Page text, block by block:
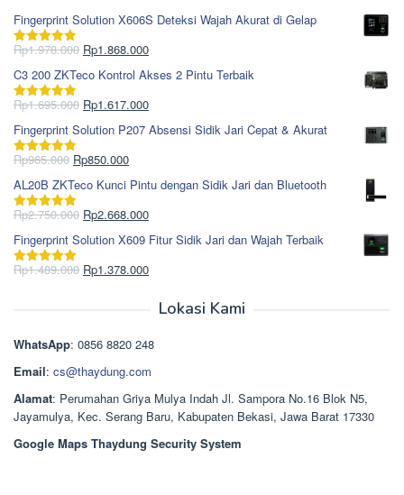
Fingerprint Solution X606S Deteksi Wajah Akurat di Gelap
Dinilai5.00
Rp1.978.000 Harga
aslinya
adalah:
Rp1.978.000.
Rp1.868.000Harga
saat
ini
adalah:
C3 200 ZKTeco Kontrol Akses 2 Pintu Terbaik
Dinilai5.00
Rp1.695.000 Harga
aslinya
adalah:
Rp1.695.000.
Rp1.617.000Harga
saat
ini
Fingerprint Solution P207 Absensi Sidik Jari Cepat & Akurat
Dinilai5.00
Rp965.000 Harga
aslinya
adalah:
Rp965.000.
Rp850.000Harga
saat
ini
adalah:
AL20B ZKTeco Kunci Pintu dengan Sidik Jari dan Bluetooth
Dinilai5.00
Rp2.750.000 Harga
aslinya
adalah:
Rp2.750.000.
Rp2.668.000Harga
saat
ini
adalah:
Fingerprint Solution X609 Fitur Sidik Jari dan Wajah Terbaik
Dinilai5.00
Rp1.489.000 Harga
Rp1.378.000Harga
Rp1.378.000.
Lokasi Kami
WhatsApp: 0856 8820 248
Email: cs@thaydung.com
Alamat: Perumahan Griya Mulya Indah Jl. Sampora No.16 Blok N5,
Jayamulya, Kec. Serang Baru, Kabupaten Bekasi, Jawa Barat 17330
Google Maps Thaydung Security System